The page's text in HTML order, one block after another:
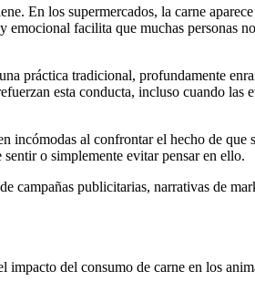
En los supermercados, la carne
facilita que muchas personas
práctica tradicional, profundamente
esta conducta, incluso cuando las
al confrontar el hecho de que
o simplemente evitar pensar en ello.
publicitarias, narrativas de
del consumo de carne en los